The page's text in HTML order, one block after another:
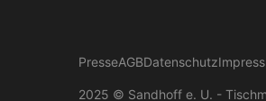
PresseAGBDatenschutz
2025 © Sandhoff e. U. -